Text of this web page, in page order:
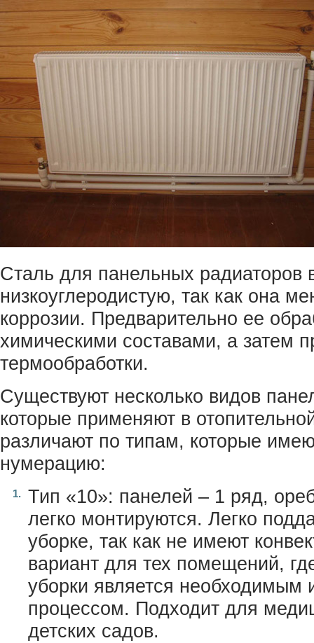
Сталь для панельных радиаторов
низкоуглеродистую, так как она
коррозии. Предварительно ее
химическими составами, а затем
термообработки.
Существуют несколько видов
которые применяют в
различают по типам, которые
нумерацию:
Тип «10»: панелей – 1 ряд,
легко монтируются. Легко
уборке, так как не имеют
вариант для тех помещений,
уборки является необходимым
процессом. Подходит для
детских садов.